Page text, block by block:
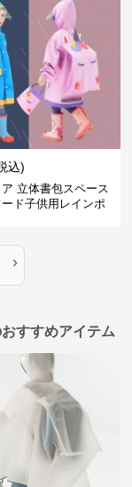
込)
立体書包スペース
ド子供用レインポ
›
すすめアイテム